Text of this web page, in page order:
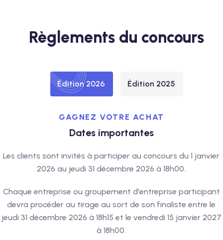
Règlements du concours
Édition 2026 Édition 2025
GAGNEZ VOTRE ACHAT
Dates importantes
Les clients sont invités à participer au concours du 1 janvier
2026 au jeudi 31 décembre 2026 à 18h00.
Chaque entreprise ou groupement d'entreprise participant
devra procéder au tirage au sort de son finaliste entre le
jeudi 31 décembre 2026 à 18h15 et le vendredi 15 janvier 2027
à 18h00.